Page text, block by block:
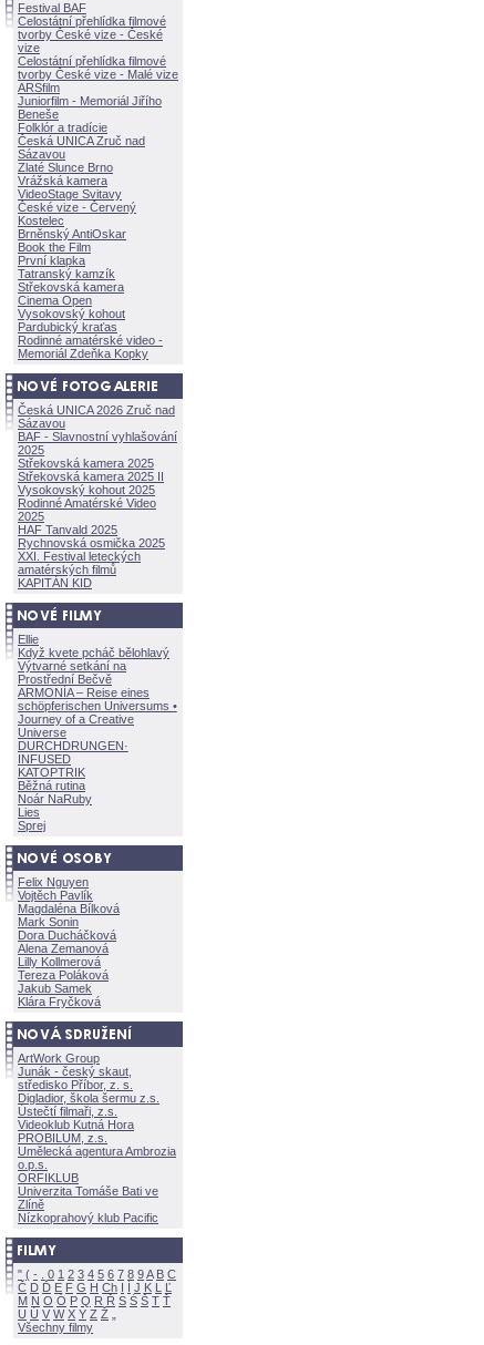
Festival BAF
Celostátní přehlídka filmové
tvorby České vize - České
vize
Celostátní přehlídka filmové
tvorby České vize - Malé vize
ARSfilm
Juniorfilm - Memoriál Jiřího
Beneše
Folklór a tradície
Česká UNICA Zruč nad
Sázavou
Zlaté Slunce Brno
Vrážská kamera
VideoStage Svitavy
České vize - Červený
Kostelec
Brněnský AntiOskar
Book the Film
První klapka
Tatranský kamzík
Střekovská kamera
Cinema Open
Vysokovský kohout
Pardubický kraťas
Rodinné amatérské video -
Memoriál Zdeňka Kopky
Česká UNICA 2026 Zruč nad
Sázavou
BAF - Slavnostní vyhlašování
2025
Střekovská kamera 2025
Střekovská kamera 2025 II
Vysokovský kohout 2025
Rodinné Amatérské Video
2025
HAF Tanvald 2025
Rychnovská osmička 2025
XXI. Festival leteckých
amatérských filmů
KAPITÁN KID
Ellie
Když kvete pcháč bělohlavý
Výtvarné setkání na
Prostřední Bečvě
ARMONÍA – Reise eines
schöpferischen Universums •
Journey of a Creative
Universe
DURCHDRUNGEN·
INFUSED
KATOPTRIK
Běžná rutina
Noár NaRuby
Lies
Sprej
Felix Nguyen
Vojtěch Pavlík
Magdaléna Bílkov
Mark Sonin
Dora Ducháčkov
Alena Zemanov
Lilly Kollmerov
Tereza Polákov
Jakub Samek
Klára Fryčkov
ArtWork Group
Junák - český skaut,
středisko Příbor, z. s.
Digladior, škola šermu z.s.
Ústečtí filmaři, z.s.
Videoklub Kutná Hora
PROBILUM, z.s.
Umělecká agentura Ambrozia
o.p.s.
ORFIKLUB
Univerzita Tomáše Bati ve
Zlíně
Nízkoprahový klub Pacific
" ( - 0 1 2 3 4 5 6 7 8 9A B C
Č D Ď E F G H Ch I Í J K L
Ľ
M N O Ó P Q R Ř S Ś T Ť
U Ú V W X Y Z
Všechny filmy